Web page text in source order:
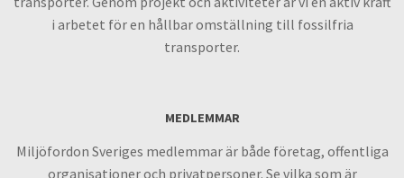
i arbetet för en hållbar omställning till fossilfria
transporter.
MEDLEMMAR
Miljöfordon Sveriges medlemmar är både företag, offentliga
organisationer och privatpersoner. Se vilka som är